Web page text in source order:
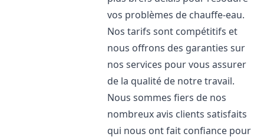
vos problèmes de chauffe-eau.
Nos tarifs sont compétitifs et
nous offrons des garanties sur
nos services pour vous assurer
de la qualité de notre travail.
Nous sommes fiers de nos
nombreux avis clients satisfaits
qui nous ont fait confiance pour